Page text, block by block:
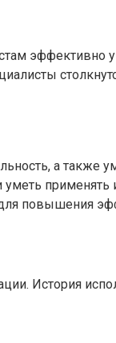
эффективно
а также
уметь
повышения
История